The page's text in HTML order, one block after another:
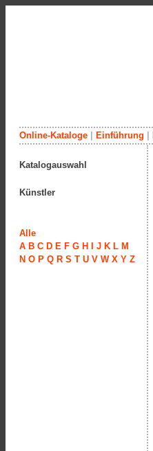
Online-Kataloge Einführung
Katalogauswahl
Künstler
Alle
A B C D E F G H J K L M
N O P Q R S T U V W X Y Z